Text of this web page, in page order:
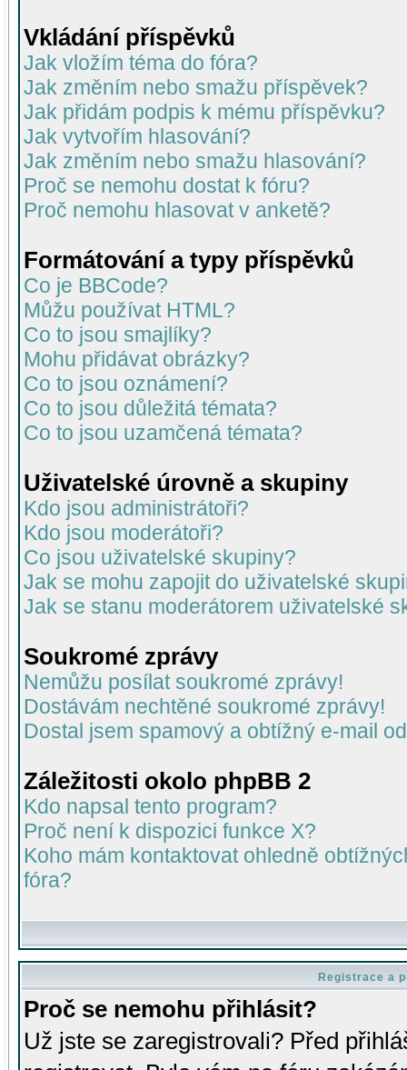
Vkládání příspěvků
Jak vložím téma do fóra?
Jak změním nebo smažu příspěvek?
Jak přidám podpis k mému příspěvku?
Jak vytvořím hlasování?
Jak změním nebo smažu hlasování?
Proč se nemohu dostat k fóru?
Proč nemohu hlasovat v anketě?
Formátování a typy příspěvků
Co je BBCode?
Můžu používat HTML?
Co to jsou smajlíky?
Mohu přidávat obrázky?
Co to jsou oznámení?
Co to jsou důležitá témata?
Co to jsou uzamčená témata?
Uživatelské úrovně a skupiny
Kdo jsou administrátoři?
Kdo jsou moderátoři?
Co jsou uživatelské skupiny?
Jak se mohu zapojit do uživatelské
Jak se stanu moderátorem uživatelské
Soukromé zprávy
Nemůžu posílat soukromé zprávy!
Dostávám nechtěné soukromé zprávy!
Dostal jsem spamový a obtížný e-mail
Záležitosti okolo phpBB 2
Kdo napsal tento program?
Proč není k dispozici funkce X?
Koho mám kontaktovat ohledně
fóra?
Registrace a
Proč se nemohu přihlásit?
Už jste se zaregistrovali? Před